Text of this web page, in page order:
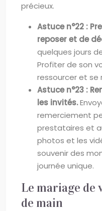
précieux.
Astuce n°22 :
reposer et de
quelques jours
Profiter de son
ressourcer et se
Astuce n°23 :
les invités.
remerciement
prestataires et
photos et les
souvenir des
journée unique.
Le mariage de
de main